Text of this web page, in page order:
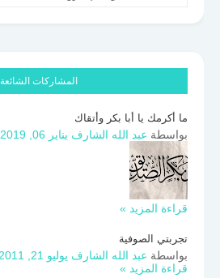
المشاركات الشائعة
ما أكرمك يا أبا بكر وأتقاك
بواسطة عبد الله الشارف يناير 06, 2019
قراءة المزيد »
تجربتي الصوفية
بواسطة عبد الله الشارف يوليو 21, 2011
قراءة المزيد »